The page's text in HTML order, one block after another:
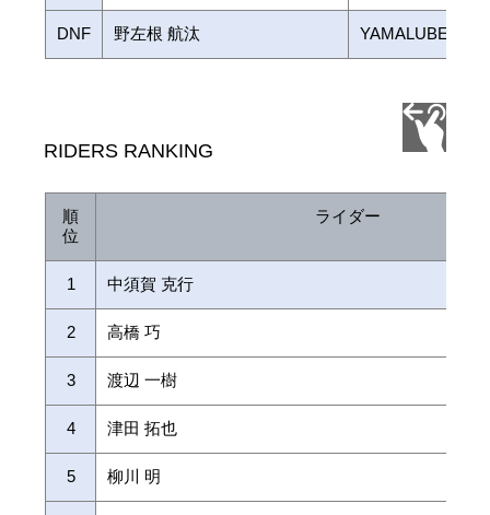
DNF 野左根 航汰 YAMALUBE
RIDERS RANKING
順
位
ライダー
1 中須賀 克行
2 高橋 巧
3 渡辺 一樹
4 津田 拓也
5 柳川 明